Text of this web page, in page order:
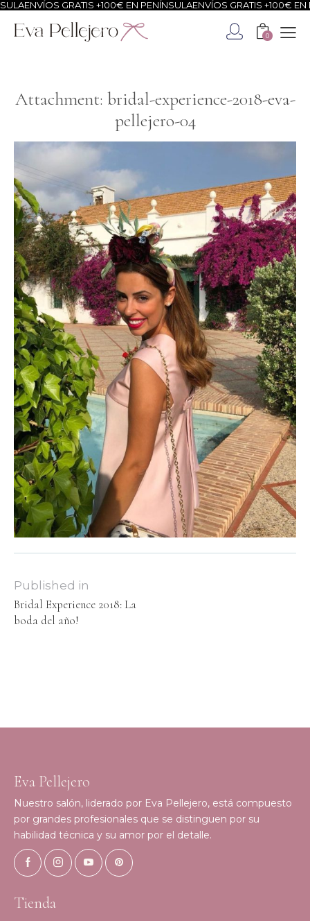
ENVÍOS GRATIS +100€ EN PENÍNSULAENVÍOS GRATIS +100€ EN
0
Attachment: bridal-experience-2018-eva-
pellejero-04
Published in
Bridal Experience 2018: La
boda del año!
Eva Pellejero
Nuestro salón, liderado por Eva Pellejero, está compuesto
por grandes profesionales que se distinguen por su
habilidad técnica y su amor por el detalle.
Tienda